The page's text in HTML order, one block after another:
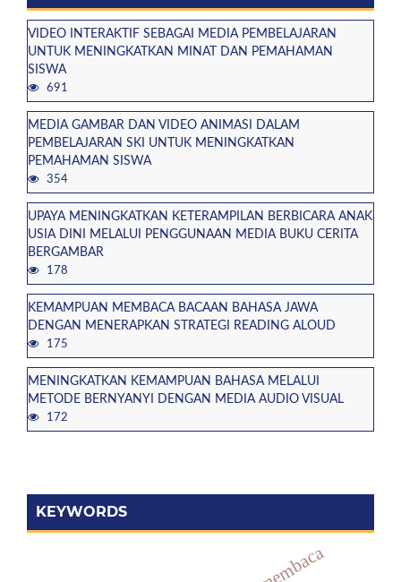
VIDEO INTERAKTIF SEBAGAI MEDIA PEMBELAJARAN
UNTUK MENINGKATKAN MINAT DAN PEMAHAMAN
SISWA
691
MEDIA GAMBAR DAN VIDEO ANIMASI DALAM
PEMBELAJARAN SKI UNTUK MENINGKATKAN
PEMAHAMAN SISWA
354
UPAYA MENINGKATKAN KETERAMPILAN BERBICARA ANAK
USIA DINI MELALUI PENGGUNAAN MEDIA BUKU CERITA
BERGAMBAR
178
KEMAMPUAN MEMBACA BACAAN BAHASA JAWA
DENGAN MENERAPKAN STRATEGI READING ALOUD
175
MENINGKATKAN KEMAMPUAN BAHASA MELALUI
METODE BERNYANYI DENGAN MEDIA AUDIO VISUAL
172
KEYWORDS